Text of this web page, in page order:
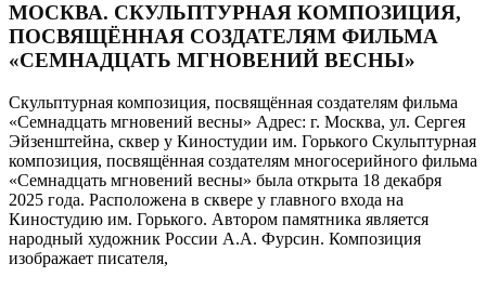
МОСКВА. СКУЛЬПТУРНАЯ КОМПОЗИЦИЯ,
ПОСВЯЩЁННАЯ СОЗДАТЕЛЯМ ФИЛЬМА
«СЕМНАДЦАТЬ МГНОВЕНИЙ ВЕСНЫ»
Скульптурная композиция, посвящённая создателям фильма
«Семнадцать мгновений весны» Адрес: г. Москва, ул. Сергея
Эйзенштейна, сквер у Киностудии им. Горького Скульптурная
композиция, посвящённая создателям многосерийного фильма
«Семнадцать мгновений весны» была открыта 18 декабря
2025 года. Расположена в сквере у главного входа на
Киностудию им. Горького. Автором памятника является
народный художник России А.А. Фурсин. Композиция
изображает писателя,